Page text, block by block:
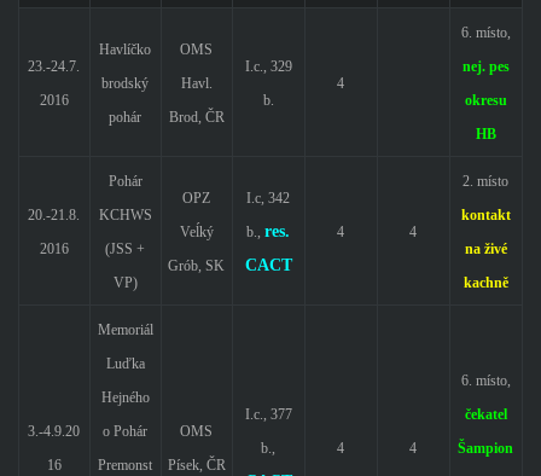
23.-24.7.
2016
Havlíčko
brodský
pohár
OMS
Havl.
Brod, ČR
I.c., 329
b.
4
6. místo,
nej. pes
okresu
HB
20.-21.8.
2016
Pohár
KCHWS
(JSS +
VP)
OPZ
Veĺký
Grób, SK
I.c, 342
b., res.
CACT
4 4
2. místo
kontakt
na živé
kachně
3.-4.9.20
16
Memoriál
Luďka
Hejného
o Pohár
Premonst
OMS
Písek, ČR
I.c., 377
b.,
4 4
6. místo,
čekatel
Šampion